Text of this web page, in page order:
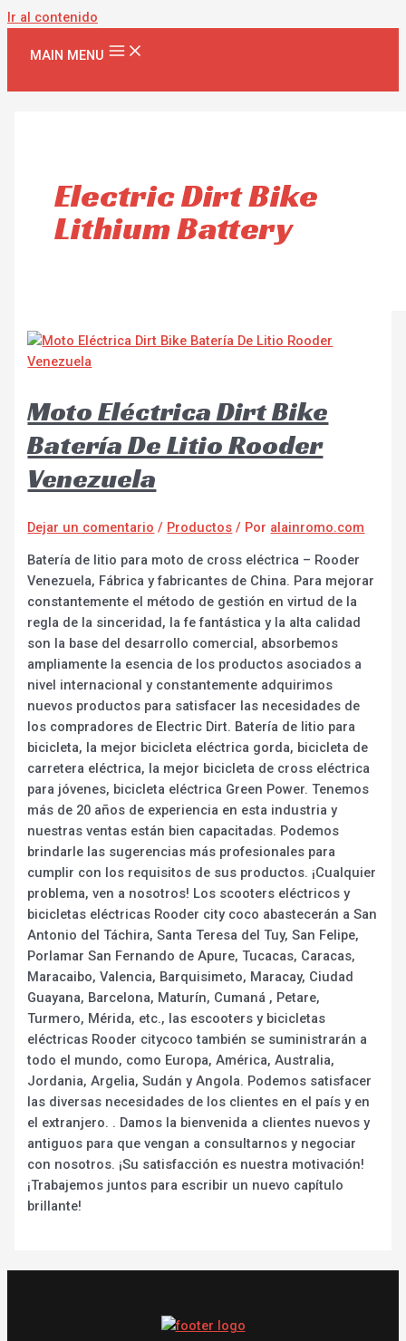
Ir al contenido
MAIN MENU
Electric Dirt Bike
Lithium Battery
Moto Eléctrica Dirt Bike
Batería De Litio Rooder
Venezuela
Dejar un comentario / Productos / Por alainromo.com
Batería de litio para moto de cross eléctrica – Rooder
Venezuela, Fábrica y fabricantes de China. Para mejorar
constantemente el método de gestión en virtud de la
regla de la sinceridad, la fe fantástica y la alta calidad
son la base del desarrollo comercial, absorbemos
ampliamente la esencia de los productos asociados a
nivel internacional y constantemente adquirimos
nuevos productos para satisfacer las necesidades de
los compradores de Electric Dirt. Batería de litio para
bicicleta, la mejor bicicleta eléctrica gorda, bicicleta de
carretera eléctrica, la mejor bicicleta de cross eléctrica
para jóvenes, bicicleta eléctrica Green Power. Tenemos
más de 20 años de experiencia en esta industria y
nuestras ventas están bien capacitadas. Podemos
brindarle las sugerencias más profesionales para
cumplir con los requisitos de sus productos. ¡Cualquier
problema, ven a nosotros! Los scooters eléctricos y
bicicletas eléctricas Rooder city coco abastecerán a San
Antonio del Táchira, Santa Teresa del Tuy, San Felipe,
Porlamar San Fernando de Apure, Tucacas, Caracas,
Maracaibo, Valencia, Barquisimeto, Maracay, Ciudad
Guayana, Barcelona, Maturín, Cumaná , Petare,
Turmero, Mérida, etc., las escooters y bicicletas
eléctricas Rooder citycoco también se suministrarán a
todo el mundo, como Europa, América, Australia,
Jordania, Argelia, Sudán y Angola. Podemos satisfacer
las diversas necesidades de los clientes en el país y en
el extranjero. . Damos la bienvenida a clientes nuevos y
antiguos para que vengan a consultarnos y negociar
con nosotros. ¡Su satisfacción es nuestra motivación!
¡Trabajemos juntos para escribir un nuevo capítulo
brillante!